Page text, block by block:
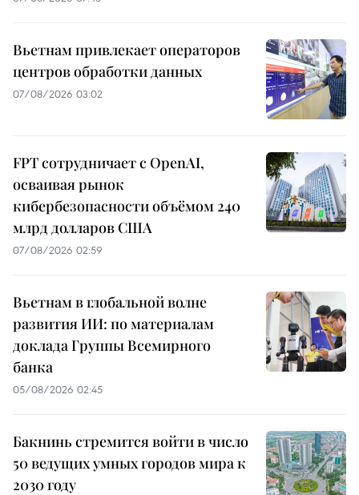
Вьетнам привлекает операторов
центров обработки данных
07/08/2026 03:02
FPT сотрудничает с OpenAI,
осваивая рынок
кибербезопасности объёмом 240
млрд долларов США
07/08/2026 02:59
Вьетнам в глобальной волне
развития ИИ: по материалам
доклада Группы Всемирного
банка
05/08/2026 02:45
Бакнинь стремится войти в число
50 ведущих умных городов мира к
2030 году